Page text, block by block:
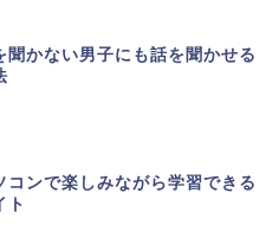
聞かない男子にも話を聞かせる
コンで楽しみながら学習できる
ト